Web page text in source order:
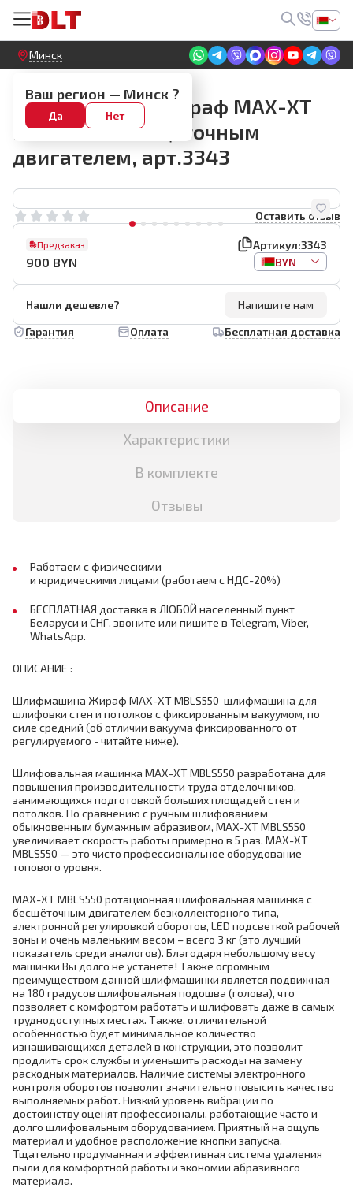
Круглосуточный! Прием заявок на сайте
Минск
Ваш регион — Минск ?
Да Нет
Шлифмашины Жираф
Шлифмашина Жираф MAX-XT
MBLS550 с бесщеточным
двигателем, арт.3343
Оставить отзыв
Предзаказ Артикул:3343
900 BYN BYN
Нашли дешевле?
Напишите нам
Гарантия
Оплата Бесплатная доставка
Описание
Характеристики
В комплекте
Отзывы
Работаем с физическими
и юридическими лицами (работаем с НДС-20%)
БЕСПЛАТНАЯ доставка в ЛЮБОЙ населенный пункт
Беларуси и СНГ, звоните или пишите в Telegram, Viber,
WhatsApp.
ОПИСАНИЕ :
Шлифмашина Жираф MAX-XT MBLS550 шлифмашина для
шлифовки стен и потолков с фиксированным вакуумом, по
силе средний (об отличии вакуума фиксированного от
регулируемого - читайте ниже).
Шлифовальная машинка MAX-XT MBLS550 разработана для
повышения производительности труда отделочников,
занимающихся подготовкой больших площадей стен и
потолков. По сравнению с ручным шлифованием
обыкновенным бумажным абразивом, MAX-XT MBLS550
увеличивает скорость работы примерно в 5 раз. MAX-XT
MBLS550 — это чисто профессиональное оборудование
топового уровня.
MAX-XT MBLS550 ротационная шлифовальная машинка с
бесщёточным двигателем безколлекторного типа,
электронной регулировкой оборотов, LED подсветкой рабочей
зоны и очень маленьким весом – всего 3 кг (это лучший
показатель среди аналогов). Благодаря небольшому весу
машинки Вы долго не устанете! Также огромным
преимуществом данной шлифмашинки является подвижная
на 180 градусов шлифовальная подошва (голова), что
позволяет с комфортом работать и шлифовать даже в самых
труднодоступных местах. Также, отличительной
особенностью будет минимальное количество
изнашивающихся деталей в конструкции, это позволит
продлить срок службы и уменьшить расходы на замену
расходных материалов. Наличие системы электронного
контроля оборотов позволит значительно повысить качество
выполняемых работ. Низкий уровень вибрации по
достоинству оценят профессионалы, работающие часто и
долго шлифовальным оборудованием. Приятный на ощупь
материал и удобное расположение кнопки запуска.
Тщательно продуманная и эффективная система удаления
пыли для комфортной работы и экономии абразивного
материала.